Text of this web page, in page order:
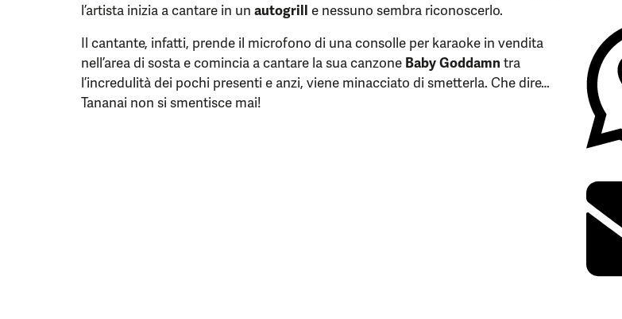
l’artista inizia a cantare in un autogrill e nessuno sembra riconoscerlo.
Il cantante, infatti, prende il microfono di una consolle per karaoke in vendita
nell’area di sosta e comincia a cantare la sua canzone Baby Goddamn tra
l’incredulità dei pochi presenti e anzi, viene minacciato di smetterla. Che dire…
Tananai non si smentisce mai!